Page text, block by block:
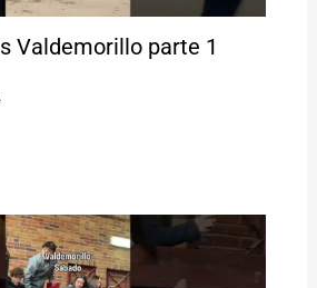
Valdemorillo parte 1